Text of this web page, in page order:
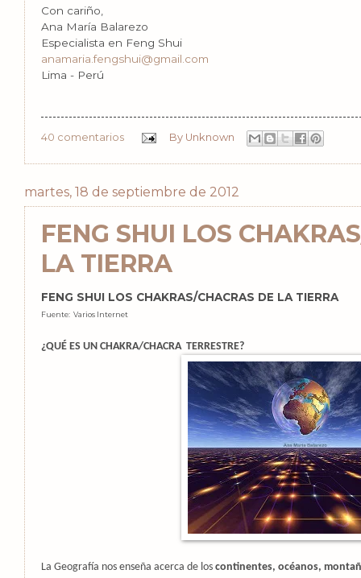
Con cariño,
Ana María Balarezo
Especialista en Feng Shui
anamaria.fengshui@gmail.com
Lima - Perú
40 comentarios By Unknown
martes, 18 de septiembre de 2012
FENG SHUI LOS
LA TIERRA
FENG SHUI LOS CHAKRAS/CHACRAS DE LA TIERRA
Fuente: Varios Internet
¿QUÉ ES UN CHAKRA/CHACRA TERRESTRE?
La Geografía nos enseña acerca de los continentes, océanos,